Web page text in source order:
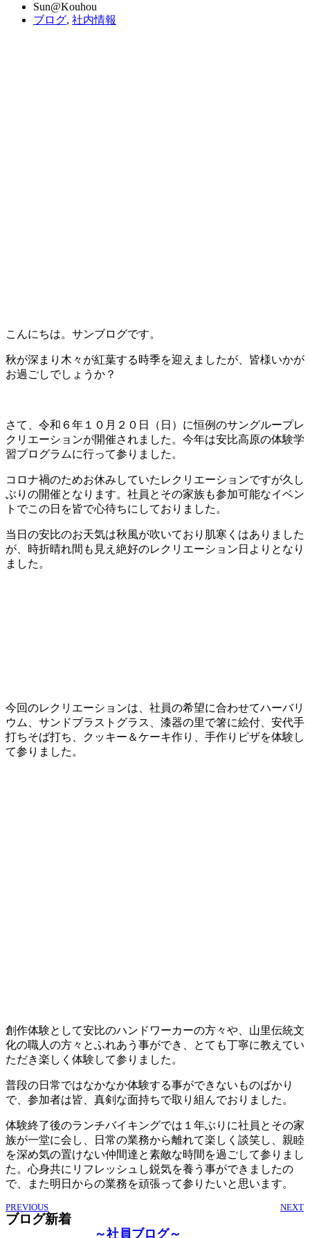
Sun@Kouhou
ブログ, 社内情報
こんにちは。サンブログです。
秋が深まり木々が紅葉する時季を迎えましたが、皆様いかが
お過ごしでしょうか？
さて、令和６年１０月２０日（日）に恒例のサングループレ
クリエーションが開催されました。今年は安比高原の体験学
習プログラムに行って参りました。
コロナ禍のためお休みしていたレクリエーションですが久し
ぶりの開催となります。社員とその家族も参加可能なイベン
トでこの日を皆で心待ちにしておりました。
当日の安比のお天気は秋風が吹いており肌寒くはありました
が、時折晴れ間も見え絶好のレクリエーション日よりとなり
ました。
今回のレクリエーションは、社員の希望に合わせてハーバリ
ウム、サンドブラストグラス、漆器の里で箸に絵付、安代手
打ちそば打ち、クッキー＆ケーキ作り、手作りピザを体験し
て参りました。
創作体験として安比のハンドワーカーの方々や、山里伝統文
化の職人の方々とふれあう事ができ、とても丁寧に教えてい
ただき楽しく体験して参りました。
普段の日常ではなかなか体験する事ができないものばかり
で、参加者は皆、真剣な面持ちで取り組んでおりました。
体験終了後のランチバイキングでは１年ぶりに社員とその家
族が一堂に会し、日常の業務から離れて楽しく談笑し、親睦
を深め気の置けない仲間達と素敵な時間を過ごして参りまし
た。心身共にリフレッシュし鋭気を養う事ができましたの
で、また明日からの業務を頑張って参りたいと思います。
PREVIOUS NEXT
ブログ新着
～社員ブログ～